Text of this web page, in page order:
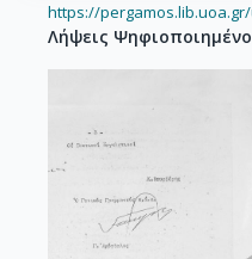
https://
Λήψεις